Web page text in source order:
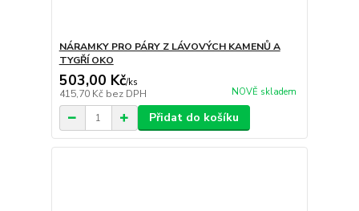
NÁRAMKY PRO PÁRY Z LÁVOVÝCH KAMENŮ A
TYGŘÍ OKO
503,00 Kč/ks
415,70 Kč bez DPH NOVĚ skladem
Přidat do košíku